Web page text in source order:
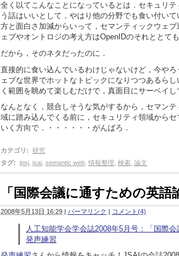
全く以てこんなことになっているとは．セキュリ
う話はいいとして，やはり他の分野でも食い付い
方と面白さ加減からいって，セマンティックウェ
ェブやオントロジの考え方はOpenIDのそれととて
だから，そのネタだったのに．
直接的に食い込んでいるわけじゃないけど，今や
ェブな世界でホットなトピックになりつつあるら
く範囲を眺めて楽しむだけで，真面目にサーベイ
なんとなく，競合しそうな気がするから，セマン
域に踏み込んでくる前に，セキュリティ領域から
いく方向で．・・・・・・がんばろ．
カテゴリ : 研究
タグ: ipsj, jsai, semantic web, 情報整理 検索, 論文
「国際会議に通すための英語
2008年5月13日 16:29 | パーマリンク | コメント(4)
人工知能学会学会誌2008年5月号：「国際
発声練習